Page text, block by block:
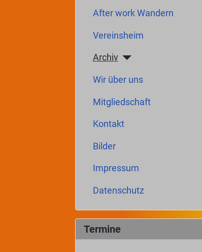
After work Wandern
Vereinsheim
Archiv
Wir über uns
Mitgliedschaft
Kontakt
Bilder
Impressum
Datenschutz
Termine